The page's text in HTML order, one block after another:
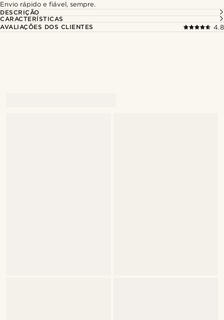
Envio rápido e fiável, sempre.
DESCRIÇÃO
CARACTERÍSTICAS
AVALIAÇÕES DOS CLIENTES
4.8